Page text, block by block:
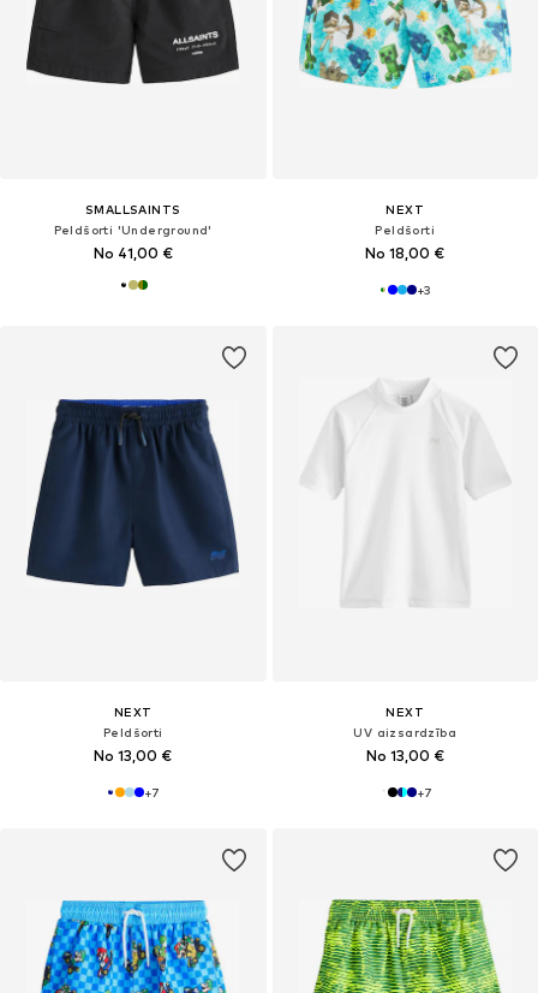
SMALLSAINTS
Peldšorti 'Underground'
No 41,00 €
NEXT
Peldšorti
No 18,00 €
+3
NEXT
Peldšorti
No 13,00 €
+7
NEXT
UV aizsardzība
No 13,00 €
+7